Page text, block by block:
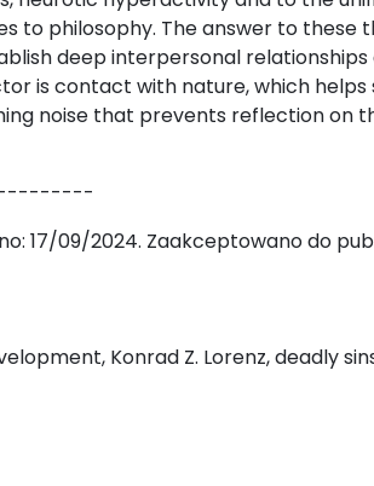
to philosophy. The answer to these
deep interpersonal
is contact with nature, which
noise that prevents reflection on
17/09/2024. Zaakceptowano do
Konrad Z. Lorenz, deadly